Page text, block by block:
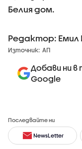
Белия дом.
Редактор: Емил
Източник: АП
Добави ни в
Google
Последвайте ни
NewsLetter